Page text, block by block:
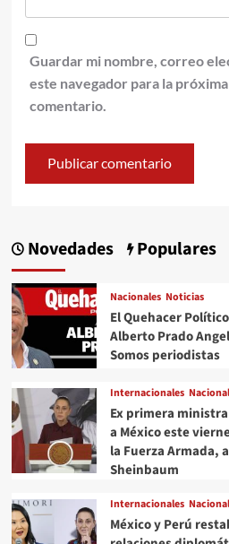
Guardar mi nombre, correo
este navegador para la
comentario.
Novedades Populares
Nacionales Noticias
El Quehacer
Alberto Prado
Somos periodistas
Internacionales
Ex primera
a México este
la Fuerza Armada,
Sheinbaum
Internacionales
México y Perú